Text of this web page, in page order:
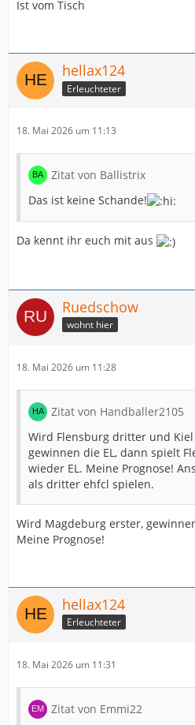
Ist vom Tisch
hellax124
Erleuchteter
18. Mai 2026 um 11:13
Zitat von Ballistrix
Das ist keine Schande!
Da kennt ihr euch mit aus
Ruedschow
wohnt hier
18. Mai 2026 um 11:28
Zitat von Handballer2105
Wird Flensburg dritter und
gewinnen die EL, dann spielt
wieder EL. Meine Prognose!
als dritter ehfcl spielen.
Wird Magdeburg erster,
Meine Prognose!
hellax124
Erleuchteter
18. Mai 2026 um 11:31
Zitat von Emmi22